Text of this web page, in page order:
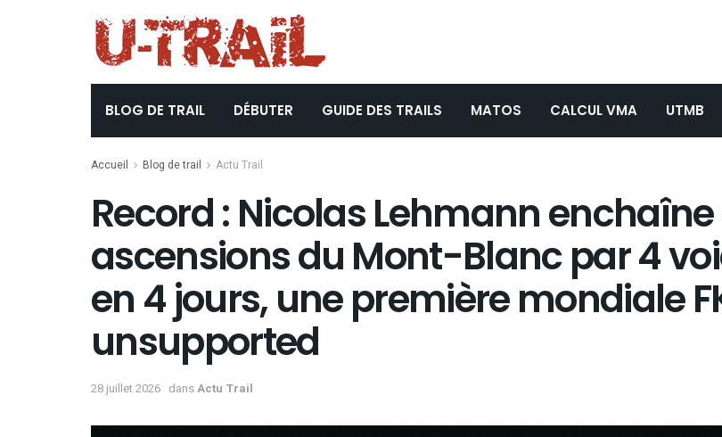
BLOG DE TRAIL DÉBUTER GUIDE DES TRAILS MATOS CALCUL VMA UTMB
Accueil Blog de trail Actu Trail
Record : Nicolas Lehmann
ascensions du Mont-Blanc par 4
en 4 jours, une première mondiale
unsupported
28 juillet 2026 dansActu Trail